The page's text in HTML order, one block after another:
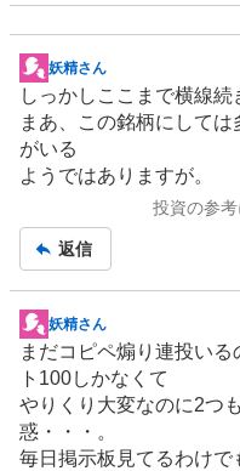
掲
示
板
記
事
妖精さん
しっかしここまで横線続
まあ、この銘柄にしては
がいる
ようではありますが。
投資の参
返信
掲
示
板
記
事
妖精さん
まだコピペ煽り連投い
ト100しかなくて
やりくり大変なのに2つ
惑・・・。
毎日掲示板見てるわけで